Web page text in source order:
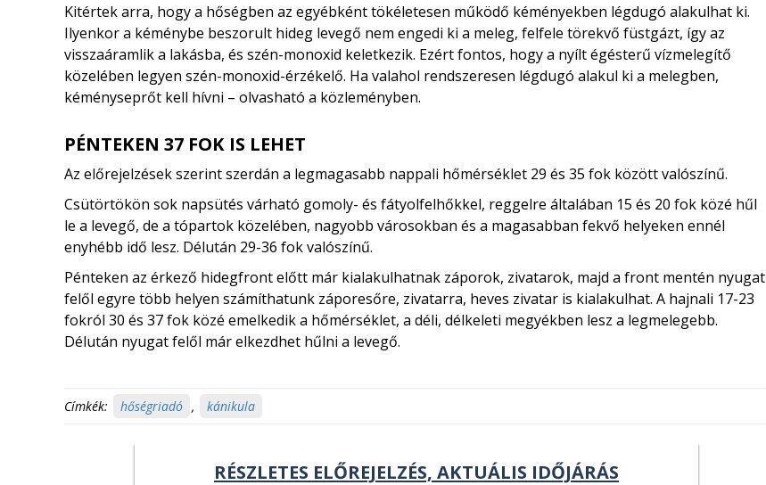
Kitértek arra, hogy a hőségben az egyébként tökéletesen működő kéményekben légdugó alakulhat ki.
Ilyenkor a kéménybe beszorult hideg levegő nem engedi ki a meleg, felfele törekvő füstgázt, így az
visszaáramlik a lakásba, és szén-monoxid keletkezik. Ezért fontos, hogy a nyílt égésterű vízmelegítő
közelében legyen szén-monoxid-érzékelő. Ha valahol rendszeresen légdugó alakul ki a melegben,
kéményseprőt kell hívni – olvasható a közleményben.
PÉNTEKEN 37 FOK IS LEHET
Az előrejelzések szerint szerdán a legmagasabb nappali hőmérséklet 29 és 35 fok között valószínű.
Csütörtökön sok napsütés várható gomoly- és fátyolfelhőkkel, reggelre általában 15 és 20 fok közé hűl
le a levegő, de a tópartok közelében, nagyobb városokban és a magasabban fekvő helyeken ennél
enyhébb idő lesz. Délután 29-36 fok valószínű.
Pénteken az érkező hidegfront előtt már kialakulhatnak záporok, zivatarok, majd a front mentén nyugat
felől egyre több helyen számíthatunk záporesőre, zivatarra, heves zivatar is kialakulhat. A hajnali 17-23
fokról 30 és 37 fok közé emelkedik a hőmérséklet, a déli, délkeleti megyékben lesz a legmelegebb.
Délután nyugat felől már elkezdhet hűlni a levegő.
Címkék: hőségriadó , kánikula
RÉSZLETES ELŐREJELZÉS, AKTUÁLIS IDŐJÁRÁS